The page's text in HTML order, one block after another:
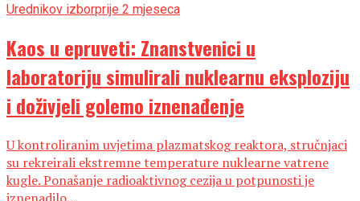
Urednikov izborprije 2 mjeseca
Kaos u epruveti: Znanstvenici u
laboratoriju simulirali nuklearnu eksploziju
i doživjeli golemo iznenađenje
U kontroliranim uvjetima plazmatskog reaktora, stručnjaci
su rekreirali ekstremne temperature nuklearne vatrene
kugle. Ponašanje radioaktivnog cezija u potpunosti je